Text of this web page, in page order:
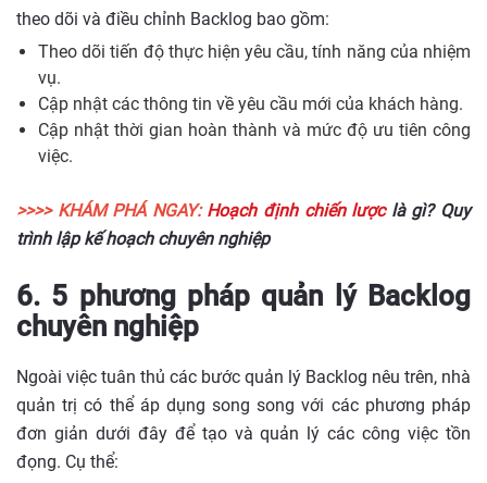
theo dõi và điều chỉnh Backlog bao gồm:
Theo dõi tiến độ thực hiện yêu cầu, tính năng của nhiệm
vụ.
Cập nhật các thông tin về yêu cầu mới của khách hàng.
Cập nhật thời gian hoàn thành và mức độ ưu tiên công
việc.
>>>> KHÁM PHÁ NGAY: Hoạch định chiến lượclà gì? Quy
trình lập kế hoạch chuyên nghiệp
6. 5 phương pháp quản lý Backlog
chuyên nghiệp
Ngoài việc tuân thủ các bước quản lý Backlog nêu trên, nhà
quản trị có thể áp dụng song song với các phương pháp
đơn giản dưới đây để tạo và quản lý các công việc tồn
đọng. Cụ thể: